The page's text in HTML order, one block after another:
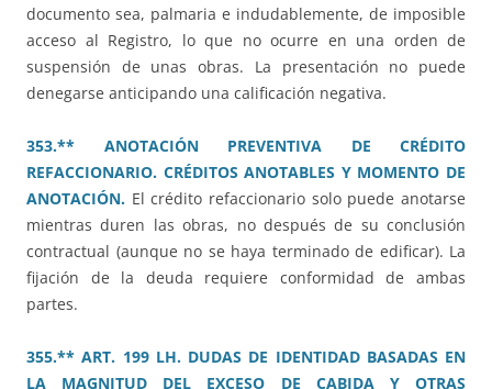
documento sea, palmaria e indudablemente, de imposible
acceso al Registro, lo que no ocurre en una orden de
suspensión de unas obras. La presentación no puede
denegarse anticipando una calificación negativa.
353.** ANOTACIÓN PREVENTIVA DE CRÉDITO
REFACCIONARIO. CRÉDITOS ANOTABLES Y MOMENTO DE
ANOTACIÓN. El crédito refaccionario solo puede anotarse
mientras duren las obras, no después de su conclusión
contractual (aunque no se haya terminado de edificar). La
fijación de la deuda requiere conformidad de ambas
partes.
355.** ART. 199 LH. DUDAS DE IDENTIDAD BASADAS EN
LA MAGNITUD DEL EXCESO DE CABIDA Y OTRAS